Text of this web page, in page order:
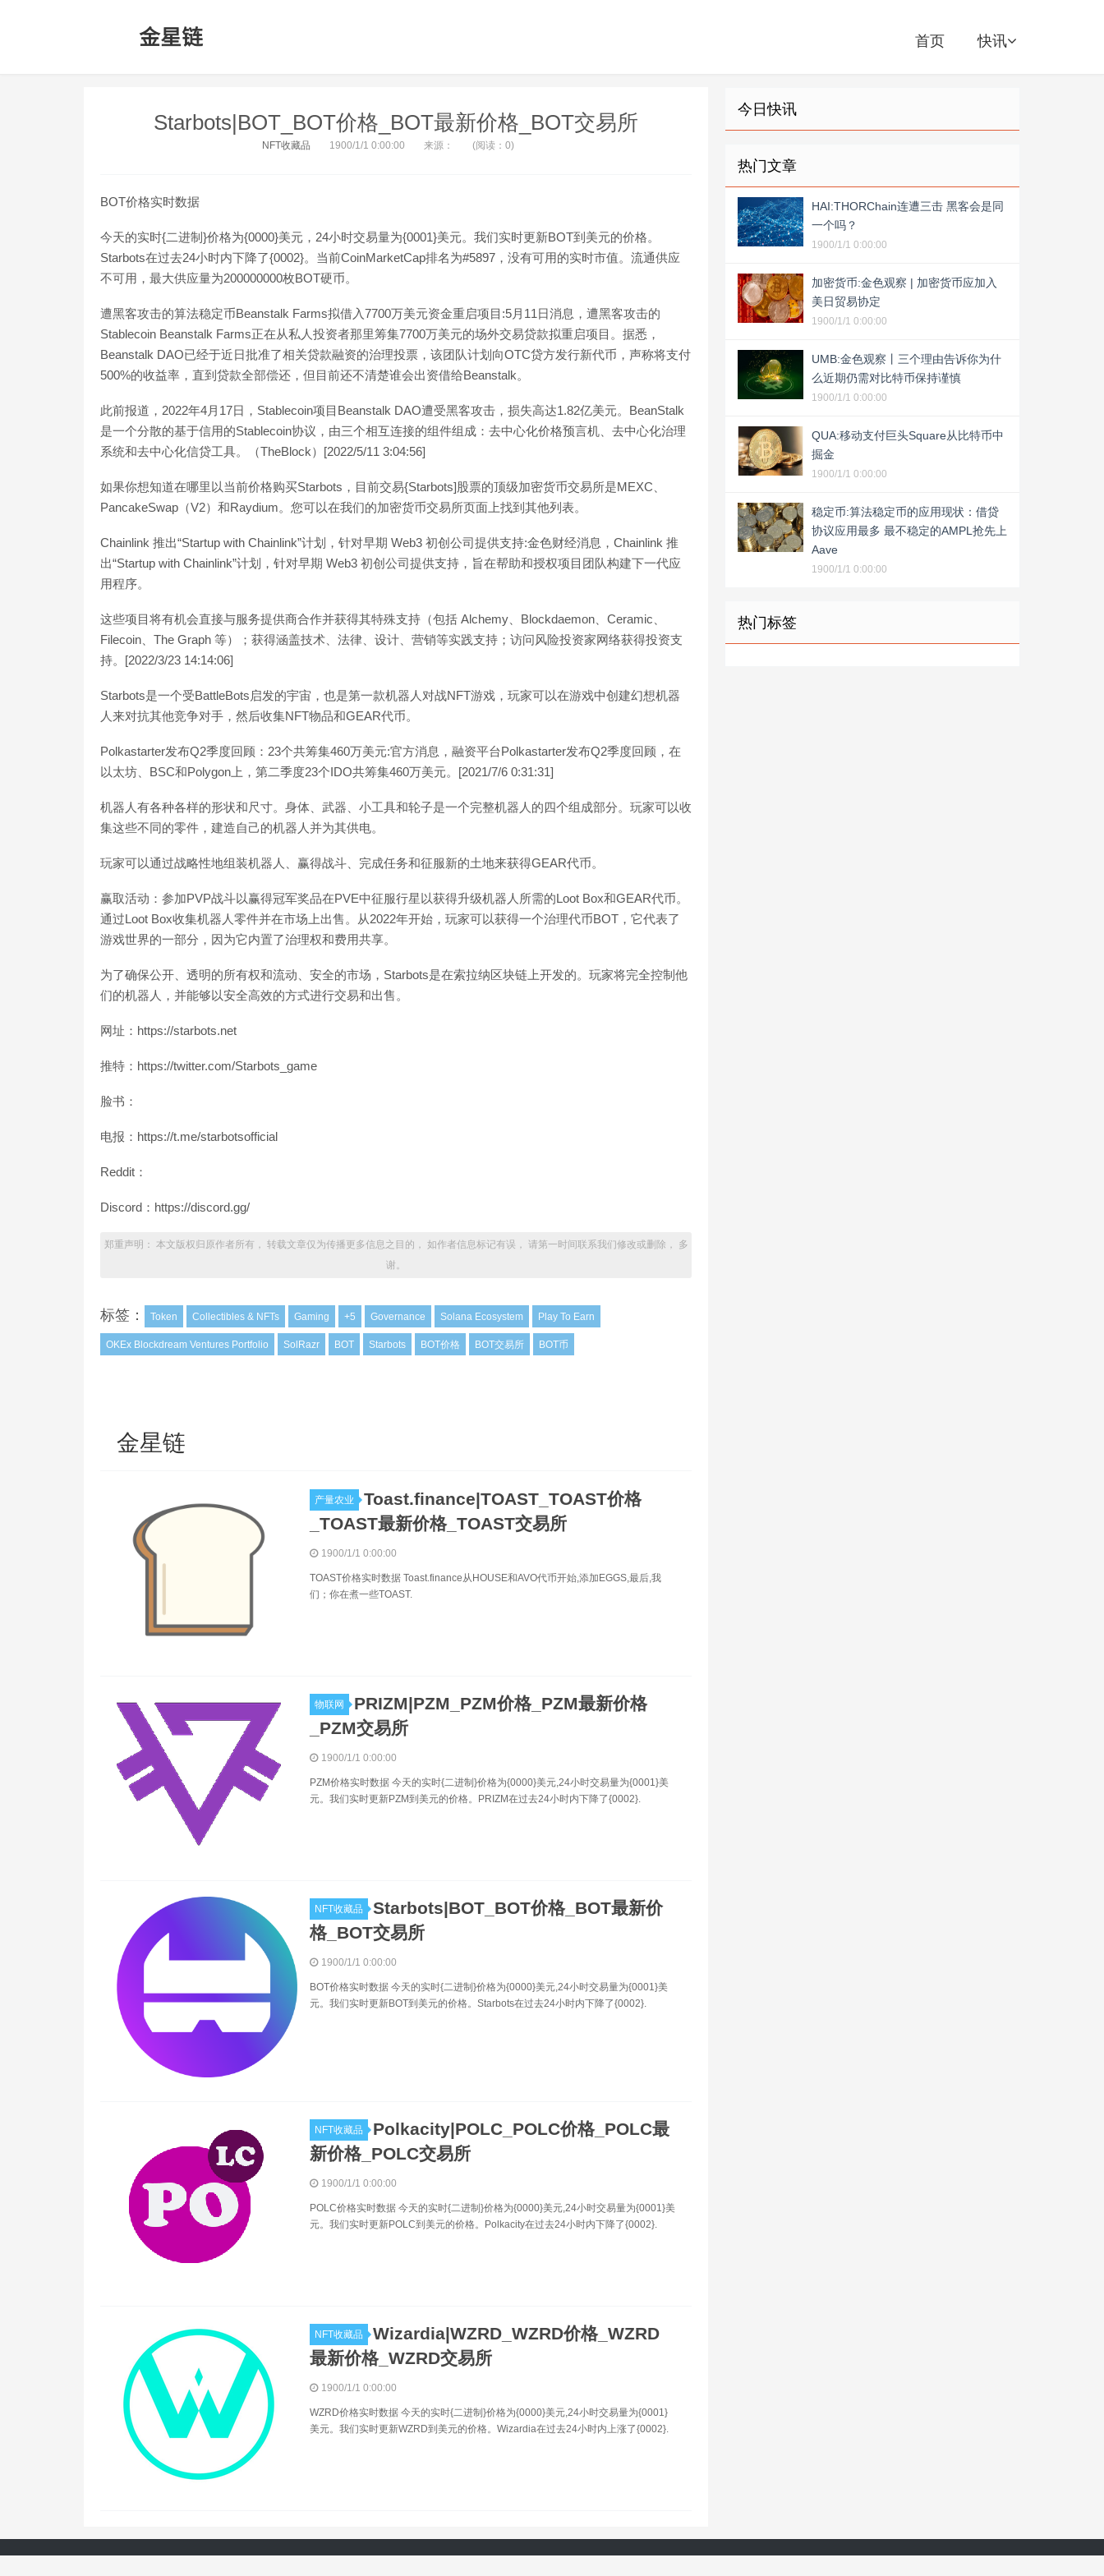
首页 快讯
Starbots|BOT_BOT价格_BOT最新价格_BOT交易所
NFT收藏品 1900/1/1 0:00:00 来源： (阅读：0)
BOT价格实时数据
今天的实时{二进制}价格为{0000}美元，24小时交易量为{0001}美元。我们实时更新BOT到美元的价格。
Starbots在过去24小时内下降了{0002}。当前CoinMarketCap排名为#5897，没有可用的实时市值。流通供应
不可用，最大供应量为200000000枚BOT硬币。
遭黑客攻击的算法稳定币Beanstalk Farms拟借入7700万美元资金重启项目:5月11日消息，遭黑客攻击的
Stablecoin Beanstalk Farms正在从私人投资者那里筹集7700万美元的场外交易贷款拟重启项目。据悉，
Beanstalk DAO已经于近日批准了相关贷款融资的治理投票，该团队计划向OTC贷方发行新代币，声称将支付
500%的收益率，直到贷款全部偿还，但目前还不清楚谁会出资借给Beanstalk。
此前报道，2022年4月17日，Stablecoin项目Beanstalk DAO遭受黑客攻击，损失高达1.82亿美元。BeanStalk
是一个分散的基于信用的Stablecoin协议，由三个相互连接的组件组成：去中心化价格预言机、去中心化治理
系统和去中心化信贷工具。（TheBlock）[2022/5/11 3:04:56]
如果你想知道在哪里以当前价格购买Starbots，目前交易{Starbots]股票的顶级加密货币交易所是MEXC、
PancakeSwap（V2）和Raydium。您可以在我们的加密货币交易所页面上找到其他列表。
Chainlink 推出“Startup with Chainlink”计划，针对早期 Web3 初创公司提供支持:金色财经消息，Chainlink 推
出“Startup with Chainlink”计划，针对早期 Web3 初创公司提供支持，旨在帮助和授权项目团队构建下一代应
用程序。
这些项目将有机会直接与服务提供商合作并获得其特殊支持（包括 Alchemy、Blockdaemon、Ceramic、
Filecoin、The Graph 等）；获得涵盖技术、法律、设计、营销等实践支持；访问风险投资家网络获得投资支
持。[2022/3/23 14:14:06]
Starbots是一个受BattleBots启发的宇宙，也是第一款机器人对战NFT游戏，玩家可以在游戏中创建幻想机器
人来对抗其他竞争对手，然后收集NFT物品和GEAR代币。
Polkastarter发布Q2季度回顾：23个共筹集460万美元:官方消息，融资平台Polkastarter发布Q2季度回顾，在
以太坊、BSC和Polygon上，第二季度23个IDO共筹集460万美元。[2021/7/6 0:31:31]
机器人有各种各样的形状和尺寸。身体、武器、小工具和轮子是一个完整机器人的四个组成部分。玩家可以收
集这些不同的零件，建造自己的机器人并为其供电。
玩家可以通过战略性地组装机器人、赢得战斗、完成任务和征服新的土地来获得GEAR代币。
赢取活动：参加PVP战斗以赢得冠军奖品在PVE中征服行星以获得升级机器人所需的Loot Box和GEAR代币。
通过Loot Box收集机器人零件并在市场上出售。从2022年开始，玩家可以获得一个治理代币BOT，它代表了
游戏世界的一部分，因为它内置了治理权和费用共享。
为了确保公开、透明的所有权和流动、安全的市场，Starbots是在索拉纳区块链上开发的。玩家将完全控制他
们的机器人，并能够以安全高效的方式进行交易和出售。
网址：https://starbots.net
推特：https://twitter.com/Starbots_game
脸书：
电报：https://t.me/starbotsofficial
Reddit：
Discord：https://discord.gg/
郑重声明： 本文版权归原作者所有， 转载文章仅为传播更多信息之目的， 如作者信息标记有误， 请第一时间联系我们修改或删除， 多
谢。
标签： Token Collectibles & NFTs Gaming +5 Governance Solana Ecosystem Play To Earn
OKEx Blockdream Ventures Portfolio SolRazr BOT Starbots BOT价格 BOT交易所 BOT币
金星链
产量农业
Toast.finance|TOAST_TOAST价格
_TOAST最新价格_TOAST交易所
1900/1/1 0:00:00
TOAST价格实时数据 Toast.finance从HOUSE和AVO代币开始,添加EGGS,最后,我
们；你在煮一些TOAST.
物联网
PRIZM|PZM_PZM价格_PZM最新价格
_PZM交易所
1900/1/1 0:00:00
PZM价格实时数据 今天的实时{二进制}价格为{0000}美元,24小时交易量为{0001}美
元。我们实时更新PZM到美元的价格。PRIZM在过去24小时内下降了{0002}.
NFT收藏品
Starbots|BOT_BOT价格_BOT最新价
格_BOT交易所
1900/1/1 0:00:00
BOT价格实时数据 今天的实时{二进制}价格为{0000}美元,24小时交易量为{0001}美
元。我们实时更新BOT到美元的价格。Starbots在过去24小时内下降了{0002}.
NFT收藏品
Polkacity|POLC_POLC价格_POLC最
新价格_POLC交易所
1900/1/1 0:00:00
POLC价格实时数据 今天的实时{二进制}价格为{0000}美元,24小时交易量为{0001}美
元。我们实时更新POLC到美元的价格。Polkacity在过去24小时内下降了{0002}.
NFT收藏品
Wizardia|WZRD_WZRD价格_WZRD
最新价格_WZRD交易所
1900/1/1 0:00:00
WZRD价格实时数据 今天的实时{二进制}价格为{0000}美元,24小时交易量为{0001}
美元。我们实时更新WZRD到美元的价格。Wizardia在过去24小时内上涨了{0002}.
今日快讯
热门文章
HAI:THORChain连遭三击 黑客会是同
一个吗？
1900/1/1 0:00:00
加密货币:金色观察 | 加密货币应加入
美日贸易协定
1900/1/1 0:00:00
UMB:金色观察丨三个理由告诉你为什
么近期仍需对比特币保持谨慎
1900/1/1 0:00:00
QUA:移动支付巨头Square从比特币中
掘金
1900/1/1 0:00:00
稳定币:算法稳定币的应用现状：借贷
协议应用最多 最不稳定的AMPL抢先上
Aave
1900/1/1 0:00:00
热门标签